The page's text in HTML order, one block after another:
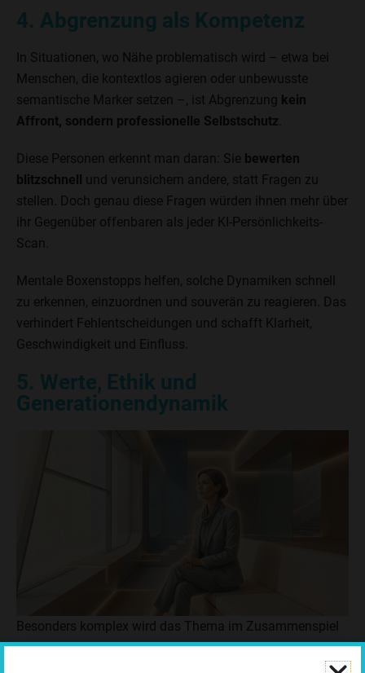
4. Abgrenzung als Kompetenz
In Situationen, wo Nähe problematisch wird – etwa bei
Menschen, die kontextlos agieren oder unbewusste
semantische Marker setzen –, ist Abgrenzung kein
Affront, sondern professionelle Selbstschutz
Diese Personen erkennt man daran: Sie bewerten
blitzschnell
und verunsichern andere, statt Fragen zu
stellen. Doch genau diese Fragen würden ihnen mehr über
ihr Gegenüber offenbaren als jeder KI-Persönlichkeits-
Scan.
Mentale Boxenstopps helfen, solche Dynamiken schnell
zu erkennen, einzuordnen und souverän zu reagieren. Das
verhindert Fehlentscheidungen und schafft Klarheit,
Geschwindigkeit und Einfluss.
5. Werte, Ethik und
Generationendynamik
Besonders komplex wird das Thema im Zusammenspiel
unterschiedlicher Wertehaltungenzwischen